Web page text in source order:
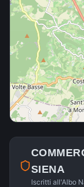
SIENA
Iscritti all'Albo